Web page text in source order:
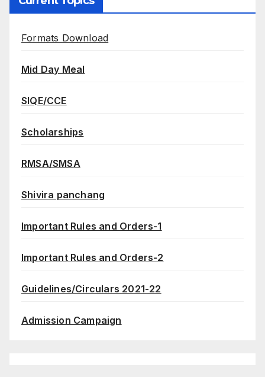
Formats Download
Mid Day Meal
SIQE/CCE
Scholarships
RMSA/SMSA
Shivira panchang
Important Rules and Orders-1
Important Rules and Orders-2
Guidelines/Circulars 2021-22
Admission Campaign